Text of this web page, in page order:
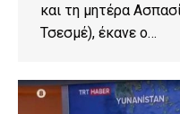
και τη μητέρα
Τσεσμέ), έκανε ο…